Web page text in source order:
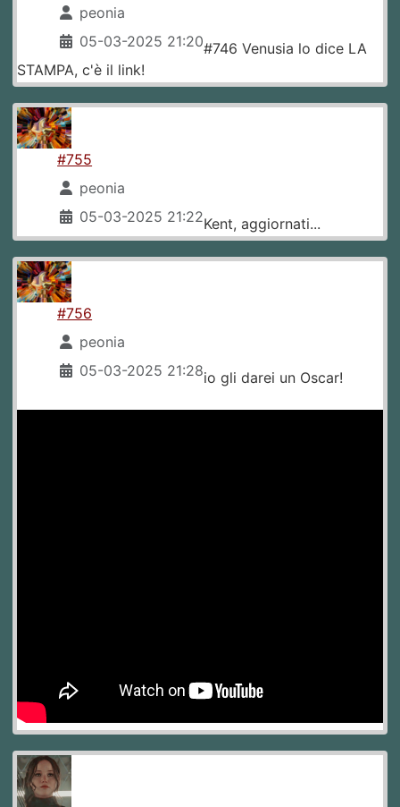
peonia
05-03-2025 21:20#746 Venusia lo dice LA
STAMPA, c'è il link!
#755
peonia
05-03-2025 21:22Kent, aggiornati...
#756
peonia
05-03-2025 21:28io gli darei un Oscar!